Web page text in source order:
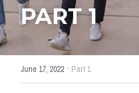
PART 1
June 17, 2022 · Part 1